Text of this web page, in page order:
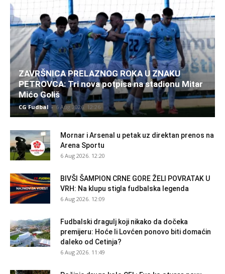
ZAVRŠNICA PRELAZNOG ROKA U ZNAKU
PETROVCA: Tri nova potpisa na stadionu Mitar
Mićo Goliš
CG Fudbal - 6 Aug 2026. 12:26
Mornar i Arsenal u petak uz direktan prenos na
Arena Sportu
6 Aug 2026. 12:20
BIVŠI ŠAMPION CRNE GORE ŽELI POVRATAK U
VRH: Na klupu stigla fudbalska legenda
6 Aug 2026. 12:09
Fudbalski dragulj koji nikako da dočeka
premijeru: Hoće li Lovćen ponovo biti domaćin
daleko od Cetinja?
6 Aug 2026. 11:49